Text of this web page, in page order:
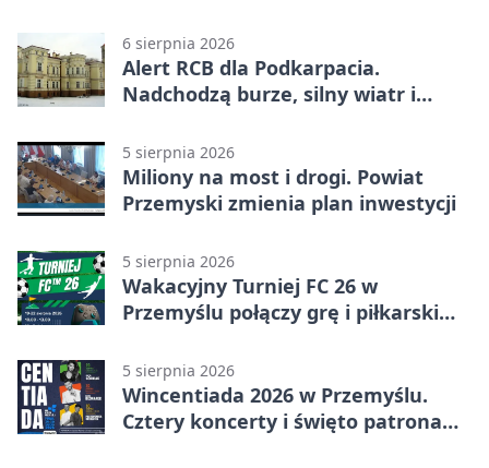
6 sierpnia 2026
Alert RCB dla Podkarpacia.
Nadchodzą burze, silny wiatr i
5 sierpnia 2026
Miliony na most i drogi. Powiat
Przemyski zmienia plan inwestycji
5 sierpnia 2026
Wakacyjny Turniej FC 26 w
Przemyślu połączy grę i piłkarski
5 sierpnia 2026
Wincentiada 2026 w Przemyślu.
Cztery koncerty i święto patrona